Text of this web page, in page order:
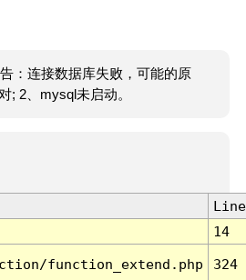
：连接数据库失败，可能的原
; 2、mysql未启动。
Line
14
function_extend.php 324